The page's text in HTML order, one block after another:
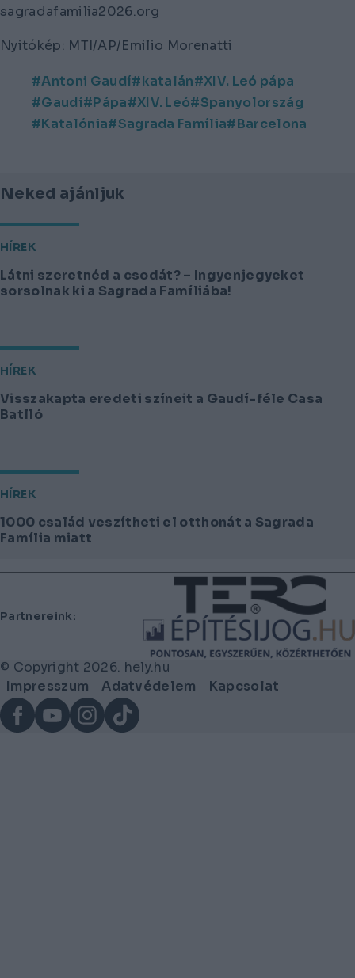
sagradafamilia2026.org
Nyitókép: MTI/AP/Emilio Morenatti
Antoni Gaudí katalán
XIV. Leó pápa
Gaudí
Pápa XIV. Leó
Spanyolország
Katalónia
Sagrada Família Barcelona
Neked ajánljuk
HÍREK
Látni szeretnéd a csodát? – Ingyenjegyeket
sorsolnak ki a Sagrada Famíliába!
HÍREK
Visszakapta eredeti színeit a Gaudí-féle Casa
Batlló
HÍREK
1000 család veszítheti el otthonát a Sagrada
Família miatt
Lábléc
Partnereink:
© Copyright 2026. hely.hu
Lábléc
menü
Impresszum Adatvédelem
Kapcsolat
FacebookYouTubeInstagram